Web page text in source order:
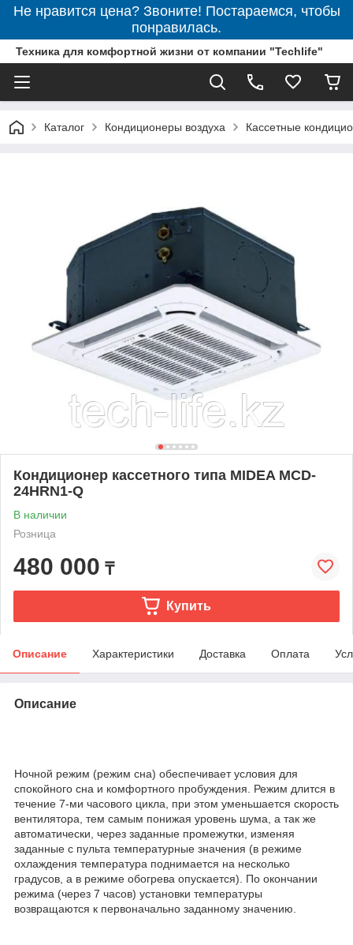
Не нравится цена? Звоните! Постараемся, чтобы
понравилась.
Техника для комфортной жизни от компании "Techlife"
Каталог Кондиционеры воздуха Кассетные
Кондиционер кассетного типа MIDEA MCD-
24HRN1-Q
В наличии
Розница
480 000 ₸
Купить
Описание Характеристики Доставка Оплата
Описание
Ночной режим (режим сна) обеспечивает условия для
спокойного сна и комфортного пробуждения. Режим длится в
течение 7-ми часового цикла, при этом уменьшается скорость
вентилятора, тем самым понижая уровень шума, а так же
автоматически, через заданные промежутки, изменяя
заданные с пульта температурные значения (в режиме
охлаждения температура поднимается на несколько
градусов, а в режиме обогрева опускается). По окончании
режима (через 7 часов) установки температуры
возвращаются к первоначально заданному значению.